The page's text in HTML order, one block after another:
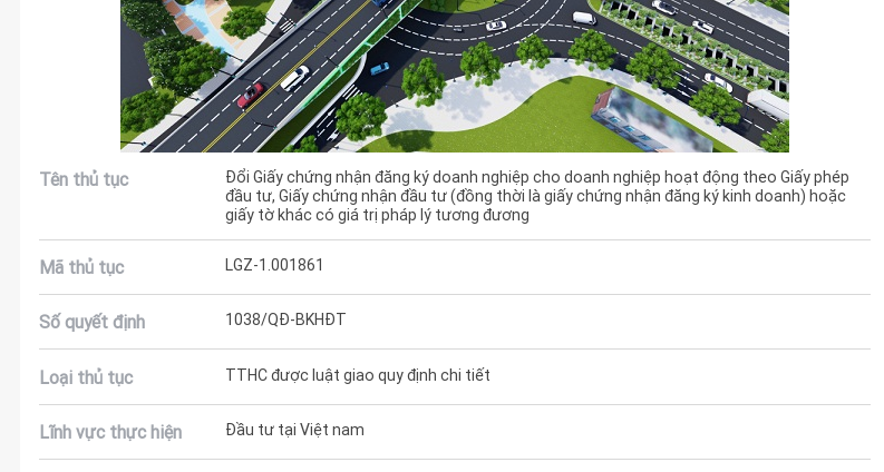
Tên thủ tục
Đổi Giấy chứng nhận đăng ký doanh nghiệp cho doanh nghiệp hoạt động theo Giấy phép
đầu tư, Giấy chứng nhận đầu tư (đồng thời là giấy chứng nhận đăng ký kinh doanh) hoặc
giấy tờ khác có giá trị pháp lý tương đương
Mã thủ tục LGZ-1.001861
Số quyết định 1038/QĐ-BKHĐT
Loại thủ tục TTHC được luật giao quy định chi tiết
Lĩnh vực thực hiện Đầu tư tại Việt nam